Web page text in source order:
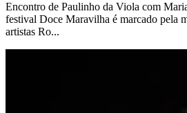
Encontro de Paulinho da Viola com
festival Doce Maravilha é marcado pela
artistas Ro...